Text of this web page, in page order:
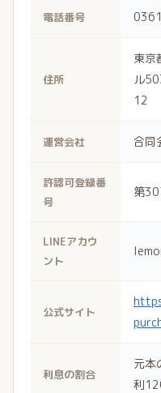
電話番号
住所
東
ル
12
運営会社 合同
許認可登録番
号
第
LINEアカウ
ント
公式サイト
利息の割合
元本
利